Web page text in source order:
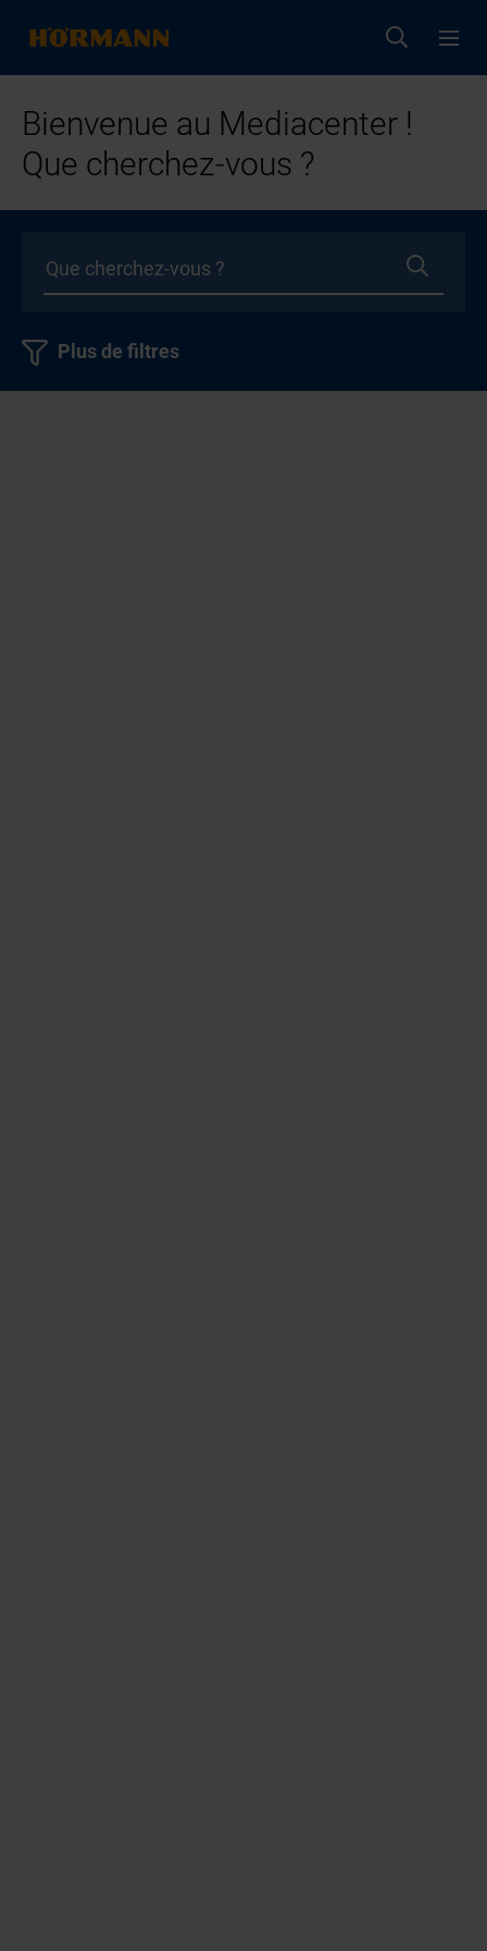
Bienvenue au Mediacenter !
Que cherchez-vous ?
Plus de filtres